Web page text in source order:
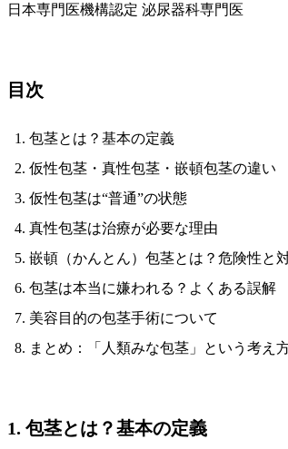
日本専門医機構認定 泌尿器科専門医
目次
包茎とは？基本の定義
仮性包茎・真性包茎・嵌頓包茎の違い
仮性包茎は“普通”の状態
真性包茎は治療が必要な理由
嵌頓（かんとん）包茎とは？危険性と
包茎は本当に嫌われる？よくある誤解
美容目的の包茎手術について
まとめ：「人類みな包茎」という考え
1. 包茎とは？基本の定義